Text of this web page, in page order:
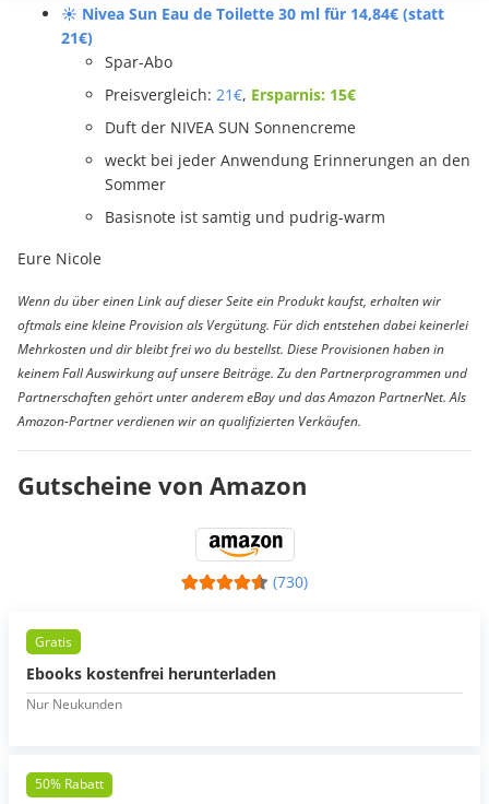
☀️ Nivea Sun Eau de Toilette 30 ml für 14,84€ (statt
21€)
Spar-Abo
Preisvergleich: 21€, Ersparnis: 15€
Duft der NIVEA SUN Sonnencreme
weckt bei jeder Anwendung Erinnerungen an den
Sommer
Basisnote ist samtig und pudrig-warm
Eure Nicole
Wenn du über einen Link auf dieser Seite ein Produkt kaufst, erhalten wir
oftmals eine kleine Provision als Vergütung. Für dich entstehen dabei keinerlei
Mehrkosten und dir bleibt frei wo du bestellst. Diese Provisionen haben in
keinem Fall Auswirkung auf unsere Beiträge. Zu den Partnerprogrammen und
Partnerschaften gehört unter anderem eBay und das Amazon PartnerNet. Als
Amazon-Partner verdienen wir an qualifizierten Verkäufen.
Gutscheine von Amazon
(730)
Gratis
Ebooks kostenfrei herunterladen
Nur Neukunden
50% Rabatt